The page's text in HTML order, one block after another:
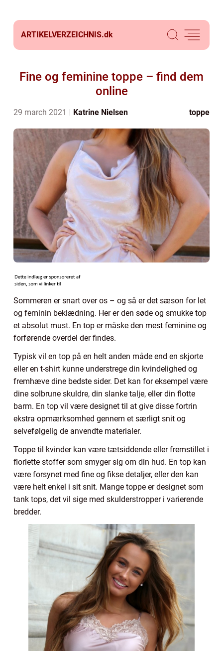
ARTIKELVERZEICHNIS.dk
Fine og feminine toppe – find dem
online
29 march 2021 Katrine Nielsen toppe
Sommeren er snart over os – og så er det sæson for let
og feminin beklædning. Her er den søde og smukke top
et absolut must. En top er måske den mest feminine og
forførende overdel der findes.
Typisk vil en top på en helt anden måde end en skjorte
eller en t-shirt kunne understrege din kvindelighed og
fremhæve dine bedste sider. Det kan for eksempel være
dine solbrune skuldre, din slanke talje, eller din flotte
barm. En top vil være designet til at give disse fortrin
ekstra opmærksomhed gennem et særligt snit og
selvefølgelig de anvendte materialer.
Toppe til kvinder kan være tætsiddende eller fremstillet i
florlette stoffer som smyger sig om din hud. En top kan
være forsynet med fine og fikse detaljer, eller den kan
være helt enkel i sit snit. Mange toppe er designet som
tank tops, det vil sige med skulderstropper i varierende
bredder.